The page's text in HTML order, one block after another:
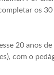
os
20 anos
com o